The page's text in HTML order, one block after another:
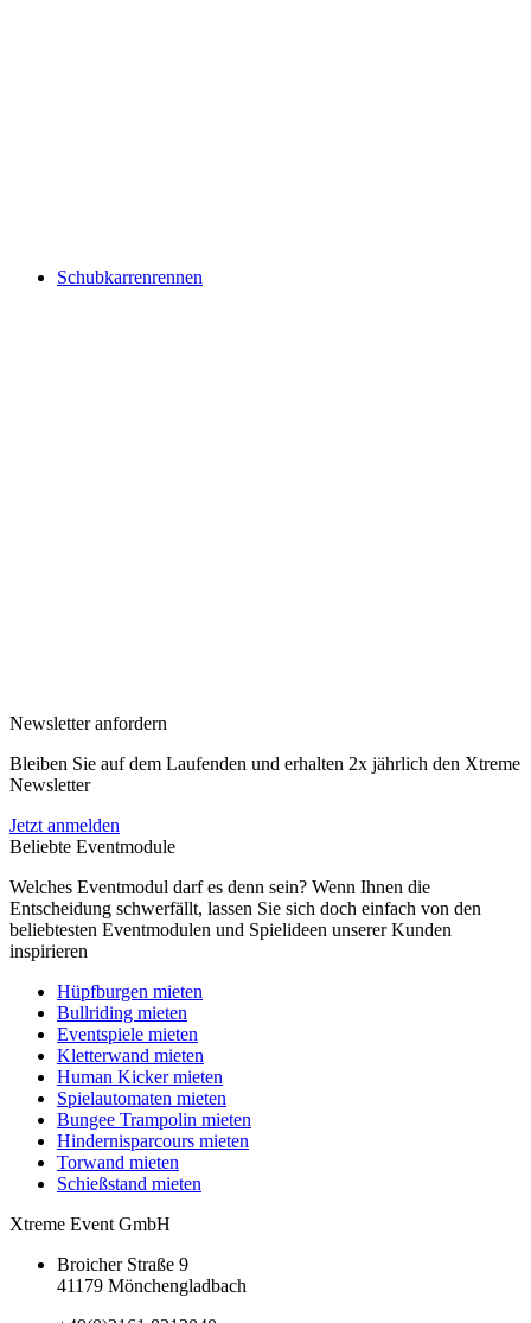
Schubkarrenrennen
Newsletter anfordern
Bleiben Sie auf dem Laufenden und erhalten 2x jährlich den Xtreme
Newsletter
Jetzt anmelden
Beliebte Eventmodule
Welches Eventmodul darf es denn sein? Wenn Ihnen die
Entscheidung schwerfällt, lassen Sie sich doch einfach von den
beliebtesten Eventmodulen und Spielideen unserer Kunden
inspirieren
Hüpfburgen mieten
Bullriding mieten
Eventspiele mieten
Kletterwand mieten
Human Kicker mieten
Spielautomaten mieten
Bungee Trampolin mieten
Hindernisparcours mieten
Torwand mieten
Schießstand mieten
Xtreme Event GmbH
Broicher Straße 9
41179 Mönchengladbach